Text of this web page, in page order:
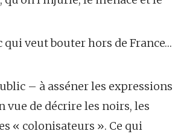
qui veut bouter hors de France…
– à asséner les expressions
vue de décrire les noirs, les
« colonisateurs ». Ce qui